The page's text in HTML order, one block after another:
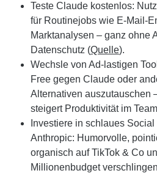
Teste Claude kostenlos:
für Routinejobs wie E-Mail-
Marktanalysen – ganz ohne
Datenschutz (Quelle).
Wechsle von Ad-lastigen
Free gegen Claude oder
Alternativen auszutauschen
steigert Produktivität im
Investiere in schlaues Social
Anthropic: Humorvolle,
organisch auf TikTok & Co
Millionenbudget